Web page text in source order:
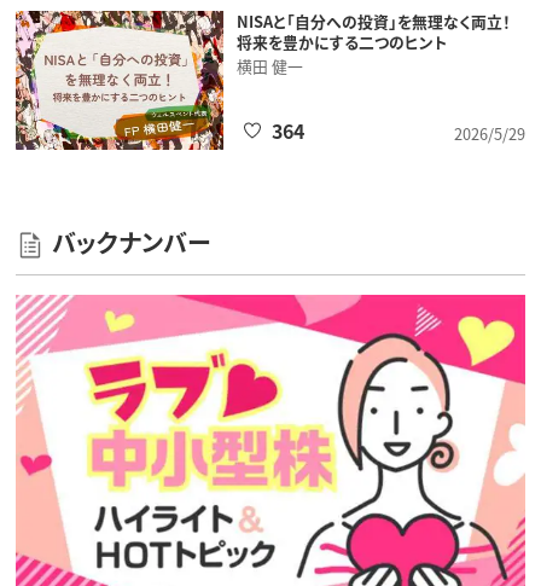
NISAと「自分への投資」を無理なく両立！
将来を豊かにする二つのヒント
横田 健一
2026/5/29
364
バックナンバー